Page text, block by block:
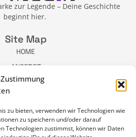
zu bieten, verwenden wir Technologien wie
zu speichern und/oder darauf
Technologien zustimmst, können wir Daten
zur Legende – Deine Geschichte
beginnt hier.
Site Map
HOME
ANGEBOT
ÜBER MICH
NEWSLETTER
KONTAKT